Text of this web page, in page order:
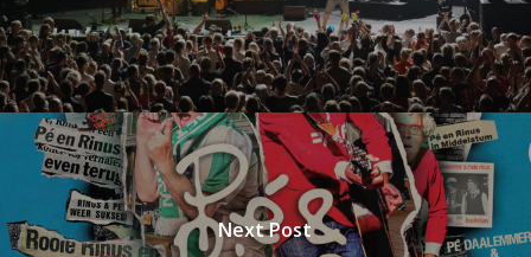
Next Post